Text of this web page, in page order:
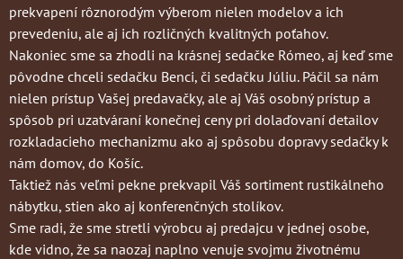
prekvapení rôznorodým výberom nielen modelov a ich
prevedeniu, ale aj ich rozličných kvalitných poťahov.
Nakoniec sme sa zhodli na krásnej sedačke Rómeo, aj keď sme
pôvodne chceli sedačku Benci, či sedačku Júliu. Páčil sa nám
nielen prístup Vašej predavačky, ale aj Váš osobný prístup a
spôsob pri uzatváraní konečnej ceny pri dolaďovaní detailov
rozkladacieho mechanizmu ako aj spôsobu dopravy sedačky k
nám domov, do Košíc.
Taktiež nás veľmi pekne prekvapil Váš sortiment rustikálneho
nábytku, stien ako aj konferenčných stolíkov.
Sme radi, že sme stretli výrobcu aj predajcu v jednej osobe,
kde vidno, že sa naozaj naplno venuje svojmu životnému